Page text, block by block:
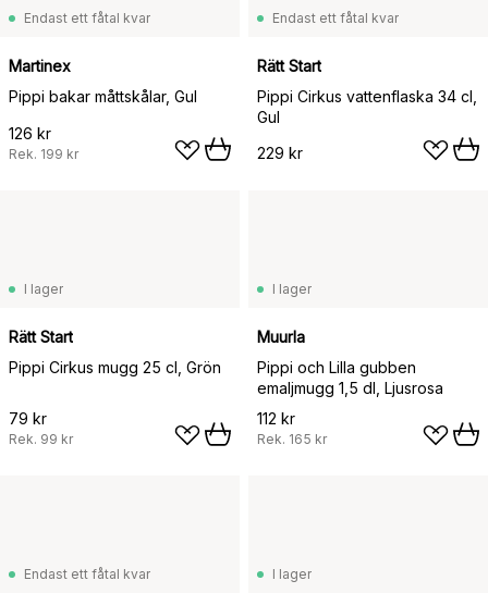
Endast ett fåtal kvar
Martinex
Pippi bakar måttskålar, Gul
126 kr
Rek. 199 kr
Endast ett fåtal kvar
Rätt Start
Pippi Cirkus vattenflaska 34 cl,
Gul
229 kr
I lager
Rätt Start
Pippi Cirkus mugg 25 cl, Grön
79 kr
Rek. 99 kr
I lager
Muurla
Pippi och Lilla gubben
emaljmugg 1,5 dl, Ljusrosa
112 kr
Rek. 165 kr
Endast ett fåtal kvar I lager